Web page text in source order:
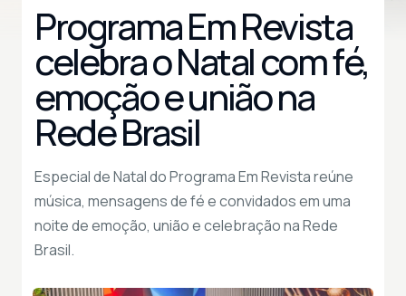
Programa Em Revista
celebra o Natal com fé,
emoção e união na
Rede Brasil
Especial de Natal do Programa Em Revista reúne
música, mensagens de fé e convidados em uma
noite de emoção, união e celebração na Rede
Brasil.